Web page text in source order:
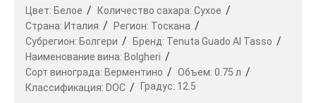
Цвет: Белое Количество сахара: Сухое
Страна: Италия Регион: Тоскана
Субрегион: Болгери Бренд: Tenuta Guado Al Tasso
Наименование вина: Bolgheri
Сорт винограда: Верментино Объем: 0.75 л
Классификация: DOC Градус: 12.5